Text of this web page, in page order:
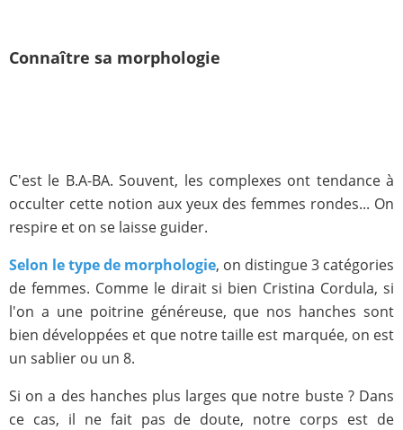
Connaître sa morphologie
C'est le B.A-BA. Souvent, les complexes ont tendance à
occulter cette notion aux yeux des femmes rondes... On
respire et on se laisse guider.
Selon le type de morphologie, on distingue 3 catégories
de femmes. Comme le dirait si bien Cristina Cordula, si
l'on a une poitrine généreuse, que nos hanches sont
bien développées et que notre taille est marquée, on est
un sablier ou un 8.
Si on a des hanches plus larges que notre buste ? Dans
ce cas, il ne fait pas de doute, notre corps est de